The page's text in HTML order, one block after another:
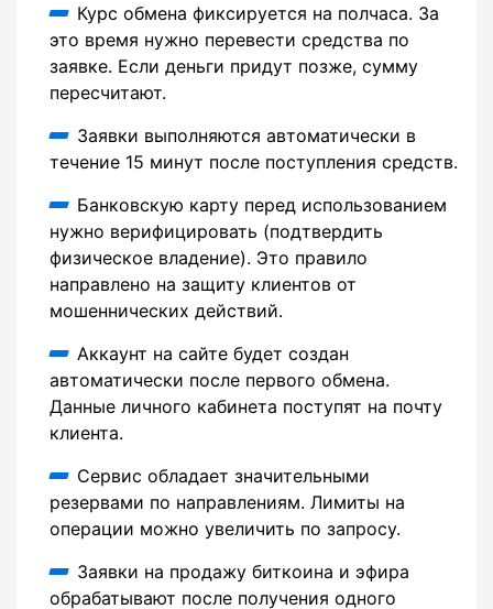
Курс обмена фиксируется на полчаса. За
это время нужно перевести средства по
заявке. Если деньги придут позже, сумму
пересчитают.
Заявки выполняются автоматически в
течение 15 минут после поступления средств.
Банковскую карту перед использованием
нужно верифицировать (подтвердить
физическое владение). Это правило
направлено на защиту клиентов от
мошеннических действий.
Аккаунт на сайте будет создан
автоматически после первого обмена.
Данные личного кабинета поступят на почту
клиента.
Сервис обладает значительными
резервами по направлениям. Лимиты на
операции можно увеличить по запросу.
Заявки на продажу биткоина и эфира
обрабатывают после получения одного